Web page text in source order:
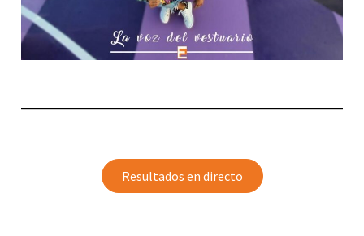
Resultados en directo